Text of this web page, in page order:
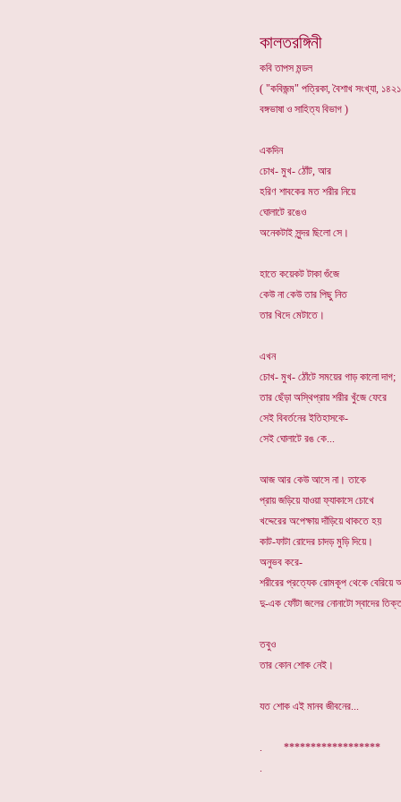
কালতরঙ্গিনী
কবি তাপস মন্ডল
( "কবিজন্ম" পত্রিকা, বৈশাখ সংখ্যা,
বঙ্গভাষা ও সাহিত্য বিভাগ )
একদিন
চোখ- মুখ- ঠোঁট, আর
হরিণ শাবকের মত শরীর নিয়ে
ঘোলাটে রঙেও
অনেকটাই সুন্দর ছিলো সে।
হাতে কয়েকট টাকা গুঁজে
কেউ না কেউ তার পিছু নিত
তার খিদে মেটাতে।
এখন
চোখ- মুখ- ঠোঁটে সময়ের গাড় কালো দাগ;
তার ছেঁড়া অস্থিপ্রায় শরীর খুঁজে ফেরে
সেই বিবর্তনের ইতিহাসকে-
সেই ঘোলাটে রঙ কে...
আজ আর কেউ আসে না। তাকে
প্রায় জড়িয়ে যাওয়া ফ্যাকাসে চোখে
খদ্দেরের অপেক্ষায় দাঁড়িয়ে থাকতে হয়
কাট-ফাটা রোদের চাদড় মুড়ি দিয়ে।
অনুভব করে-
শরীরের প্রত্যেক রোমকূপ থেকে বেরিয়ে
দু-এক ফোঁটা জলের নোনাটো স্বাদের
তবুও
তার কোন শোক নেই।
যত শোক এই মানব জীবনের...
. ******************